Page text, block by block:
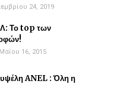
24, 2019
Το top των
16, 2015
ANEL : Όλη η